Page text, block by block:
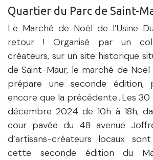
Quartier du Parc de Saint-
Le Marché de Noël de l’Usine
retour ! Organisé par un
créateurs, sur un site historique
de Saint-Maur, le marché de Noël
prépare une seconde édition,
encore que la précédente…Les
décembre 2024 de 10h à 18h,
cour pavée du 48 avenue
d’artisans-créateurs locaux
cette seconde édition du